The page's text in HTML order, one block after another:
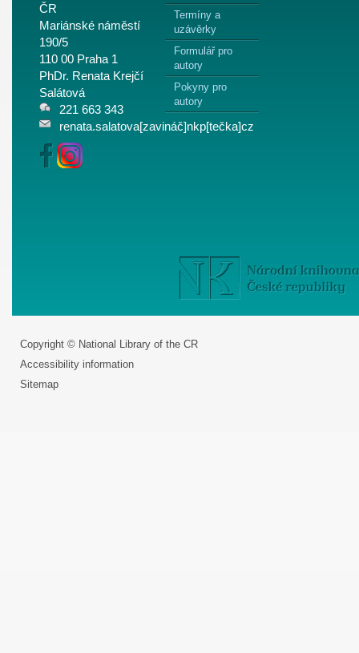
ČR
Mariánské náměstí
190/5
110 00 Praha 1
PhDr. Renata Krejčí
Salátová
221 663 343
renata.salatova[zavináč]nkp[tečka]cz
Termíny a
uzávěrky
Formulář pro
autory
Pokyny pro
autory
Copyright © National Library of the CR
Accessibility information
Sitemap